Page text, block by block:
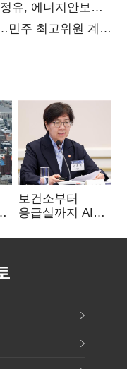
유, 에너지안보
민주 최고위원 계파
보건소부터
응급실까지 AI
혁신 본격화